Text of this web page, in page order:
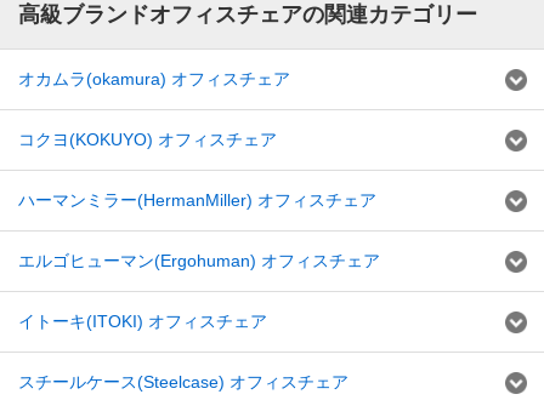
高級ブランドオフィスチェアの関連カテゴリー
オカムラ(okamura) オフィスチェア
コクヨ(KOKUYO) オフィスチェア
ハーマンミラー(HermanMiller) オフィスチェア
エルゴヒューマン(Ergohuman) オフィスチェア
イトーキ(ITOKI) オフィスチェア
スチールケース(Steelcase) オフィスチェア